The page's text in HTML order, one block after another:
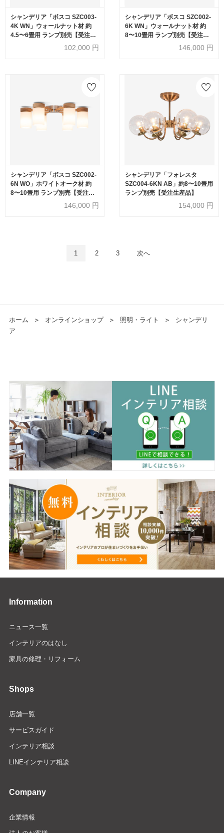
シャンデリア「ボスコ SZC003-
4K WN」ウォールナット材 約
4.5〜6畳用 ランプ別売【受注生
102,000 円
シャンデリア「ボスコ SZC002-
6K WN」ウォールナット材 約
8〜10畳用 ランプ別売【受注生
146,000 円
シャンデリア「ボスコ SZC002-
6N WO」ホワイトオーク材 約
8〜10畳用 ランプ別売【受注生
146,000 円
シャンデリア「フォレスタ
SZC004-6KN AB」約8〜10畳用
ランプ別売【受注生産品】
154,000 円
1 2 3 次へ
ホーム ＞ オンラインショップ ＞ 照明・ライト ＞
シャンデリ
ア
Information
ニュース一覧
インテリアのはなし
家具の修理・リフォーム
Shops
店舗一覧
サービスガイド
インテリア相談
LINEインテリア相談
Company
企業情報